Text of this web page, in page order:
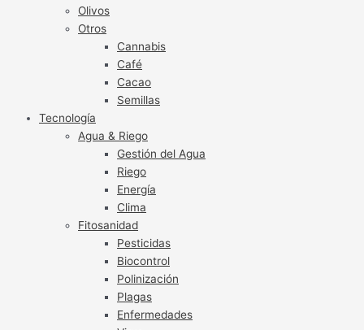
Olivos
Otros
Cannabis
Café
Cacao
Semillas
Tecnología
Agua & Riego
Gestión del Agua
Riego
Energía
Clima
Fitosanidad
Pesticidas
Biocontrol
Polinización
Plagas
Enfermedades